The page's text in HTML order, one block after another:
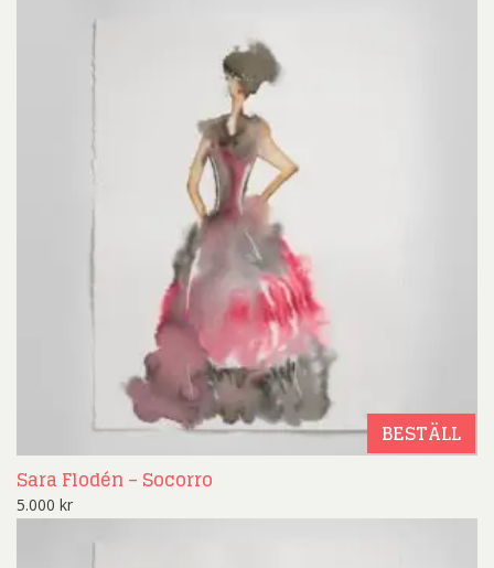
BESTÄLL
Sara Flodén – Socorro
5.000 kr